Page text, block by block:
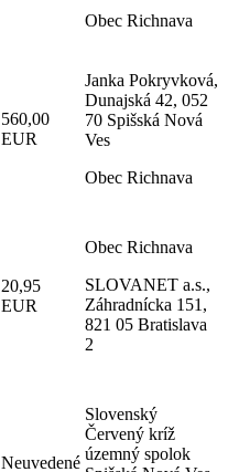
Obec Richnava
560,00
EUR
Janka Pokryvková,
Dunajská 42, 052
70 Spišská Nová
Ves
Obec Richnava
20,95
EUR
Obec Richnava
SLOVANET a.s.,
Záhradnícka 151,
821 05 Bratislava
2
Neuvedené
Slovenský
Červený kríž
územný spolok